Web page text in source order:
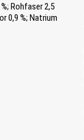
Rohfaser 2,5
0,9 %; Natrium